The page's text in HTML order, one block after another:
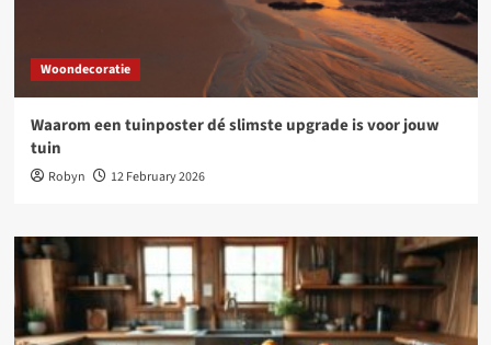
Woondecoratie
Waarom een tuinposter dé slimste upgrade is voor jouw
tuin
Robyn 12 February 2026